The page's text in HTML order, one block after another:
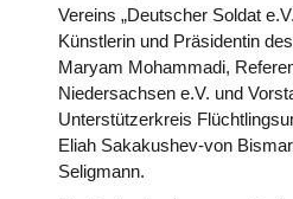
Vereins „Deutscher Soldat
Künstlerin und Präsidentin
Maryam Mohammadi,
Niedersachsen e.V. und
Unterstützerkreis
Eliah Sakakushev-von
Seligmann.